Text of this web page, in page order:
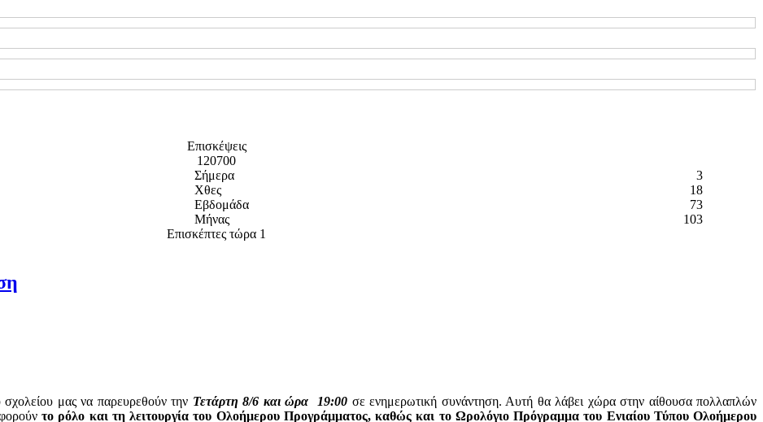
Επισκέψεις
120700
Σήμερα
3
Χθες
18
Εβδομάδα
73
Μήνας
103
Επισκέπτες τώρα 1
μας να παρευρεθούν την Τετάρτη 8/6 και ώρα 19:00 σε ενημερωτική συνάντηση. Αυτή θα λάβει χώρα στην αίθουσα πολλαπλών
το ρόλο και τη λειτουργία του Ολοήμερου Προγράμματος, καθώς και το Ωρολόγιο Πρόγραμμα του Ενιαίου Τύπου Ολοήμερου